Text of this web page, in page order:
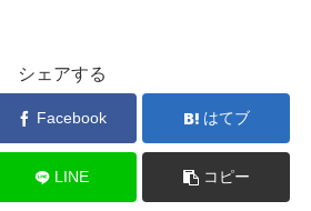
シェアする
Facebook はてブ
LINE コピー